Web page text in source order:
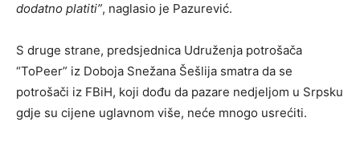
dodatno platiti”, naglasio je Pazurević.
S druge strane, predsjednica Udruženja potrošača
“ToPeer” iz Doboja Snežana Šešlija smatra da se
potrošači iz FBiH, koji dođu da pazare nedjeljom u Srpsku
gdje su cijene uglavnom više, neće mnogo usrećiti.